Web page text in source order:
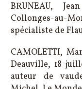
BRUNEAU,
Collonges-
spécialiste de
CAMOLETTI,
Deauville, 18
auteur de